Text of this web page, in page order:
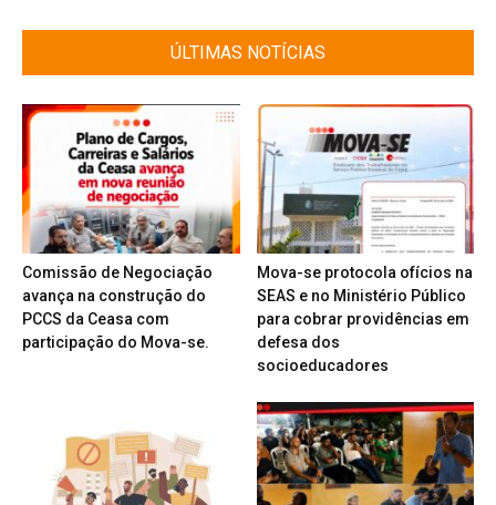
ÚLTIMAS NOTÍCIAS
Comissão de Negociação
avança na construção do
PCCS da Ceasa com
participação do Mova-se.
Mova-se protocola ofícios na
SEAS e no Ministério Público
para cobrar providências em
defesa dos
socioeducadores